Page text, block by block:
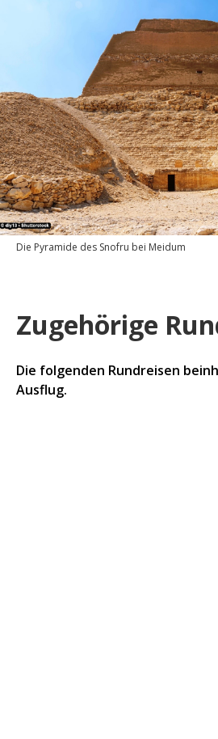
Die Pyramide des Snofru bei Meidum
Zugehörige
Die folgenden Rundreisen
Ausflug.